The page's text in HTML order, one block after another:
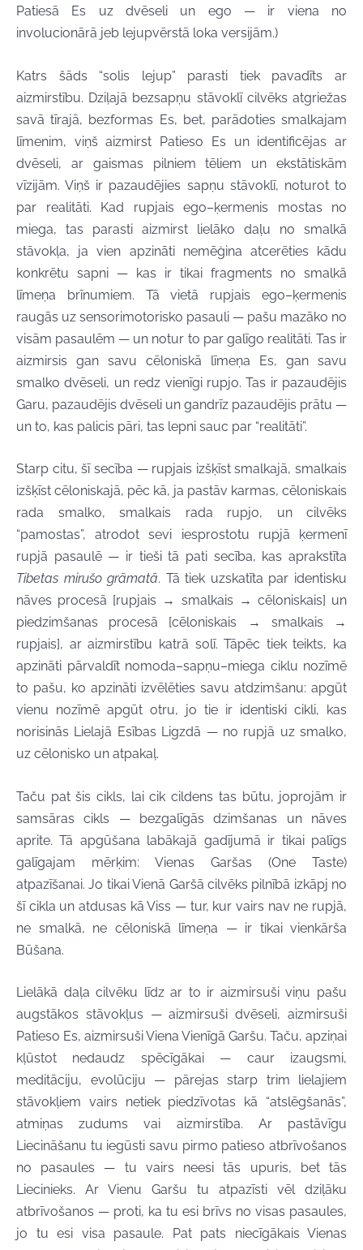
Patiesā Es uz dvēseli un ego — ir viena no
involucionārā jeb lejupvērstā loka versijām.)
Katrs šāds “solis lejup” parasti tiek pavadīts ar
aizmirstību. Dziļajā bezsapņu stāvoklī cilvēks atgriežas
savā tīrajā, bezformas Es, bet, parādoties smalkajam
līmenim, viņš aizmirst Patieso Es un identificējas ar
dvēseli, ar gaismas pilniem tēliem un ekstātiskām
vīzijām. Viņš ir pazaudējies sapņu stāvoklī, noturot to
par realitāti. Kad rupjais ego–ķermenis mostas no
miega, tas parasti aizmirst lielāko daļu no smalkā
stāvokļa, ja vien apzināti nemēģina atcerēties kādu
konkrētu sapni — kas ir tikai fragments no smalkā
līmeņa brīnumiem. Tā vietā rupjais ego–ķermenis
raugās uz sensorimotorisko pasauli — pašu mazāko no
visām pasaulēm — un notur to par galīgo realitāti. Tas ir
aizmirsis gan savu cēloniskā līmeņa Es, gan savu
smalko dvēseli, un redz vienīgi rupjo. Tas ir pazaudējis
Garu, pazaudējis dvēseli un gandrīz pazaudējis prātu —
un to, kas palicis pāri, tas lepni sauc par “realitāti”.
Starp citu, šī secība — rupjais izšķīst smalkajā, smalkais
izšķīst cēloniskajā, pēc kā, ja pastāv karmas, cēloniskais
rada smalko, smalkais rada rupjo, un cilvēks
“pamostas”, atrodot sevi iesprostotu rupjā ķermenī
rupjā pasaulē — ir tieši tā pati secība, kas aprakstīta
Tibetas mirušo grāmatā. Tā tiek uzskatīta par identisku
nāves procesā [rupjais → smalkais → cēloniskais] un
piedzimšanas procesā [cēloniskais → smalkais →
rupjais], ar aizmirstību katrā solī. Tāpēc tiek teikts, ka
apzināti pārvaldīt nomoda–sapņu–miega ciklu nozīmē
to pašu, ko apzināti izvēlēties savu atdzimšanu: apgūt
vienu nozīmē apgūt otru, jo tie ir identiski cikli, kas
norisinās Lielajā Esības Ligzdā — no rupjā uz smalko,
uz cēlonisko un atpakaļ.
Taču pat šis cikls, lai cik cildens tas būtu, joprojām ir
samsāras cikls — bezgalīgās dzimšanas un nāves
aprite. Tā apgūšana labākajā gadījumā ir tikai palīgs
galīgajam mērķim: Vienas Garšas (One Taste)
atpazīšanai. Jo tikai Vienā Garšā cilvēks pilnībā izkāpj no
šī cikla un atdusas kā Viss — tur, kur vairs nav ne rupjā,
ne smalkā, ne cēloniskā līmeņa — ir tikai vienkārša
Būšana.
Lielākā daļa cilvēku līdz ar to ir aizmirsuši viņu pašu
augstākos stāvokļus — aizmirsuši dvēseli, aizmirsuši
Patieso Es, aizmirsuši Viena Vienīgā Garšu. Taču, apziņai
kļūstot nedaudz spēcīgākai — caur izaugsmi,
meditāciju, evolūciju — pārejas starp trim lielajiem
stāvokļiem vairs netiek piedzīvotas kā “atslēgšanās”,
atmiņas zudums vai aizmirstība. Ar pastāvīgu
Liecināšanu tu iegūsti savu pirmo patieso atbrīvošanos
no pasaules — tu vairs neesi tās upuris, bet tās
Liecinieks. Ar Vienu Garšu tu atpazīsti vēl dziļāku
atbrīvošanos — proti, ka tu esi brīvs no visas pasaules,
jo tu esi visa pasaule. Pat pats niecīgākais Vienas